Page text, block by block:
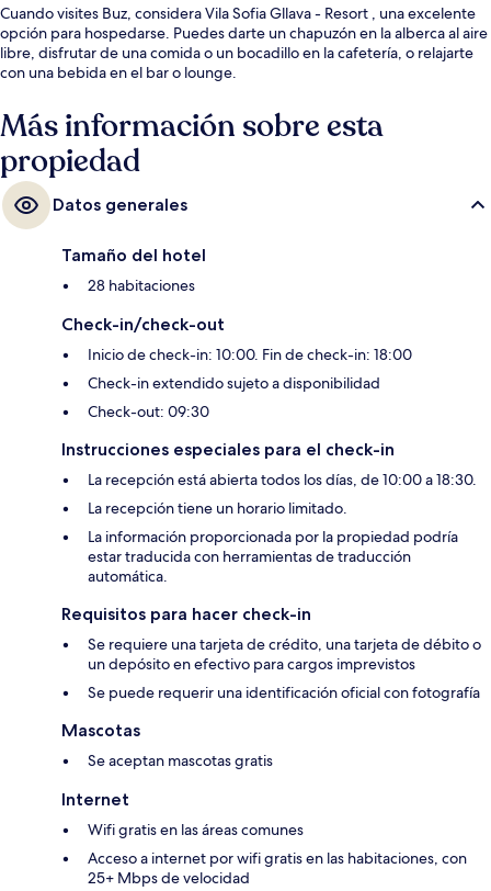
Cuando visites Buz, considera Vila Sofia Gllava - Resort , una excelente
opción para hospedarse. Puedes darte un chapuzón en la alberca al aire
libre, disfrutar de una comida o un bocadillo en la cafetería, o relajarte
con una bebida en el bar o lounge.
Más información sobre esta
propiedad
Datos generales
Tamaño del hotel
28 habitaciones
Check-in/check-out
Inicio de check-in: 10:00. Fin de check-in: 18:00
Check-in extendido sujeto a disponibilidad
Check-out: 09:30
Instrucciones especiales para el check-in
La recepción está abierta todos los días, de 10:00 a 18:30.
La recepción tiene un horario limitado.
La información proporcionada por la propiedad podría
estar traducida con herramientas de traducción
automática.
Requisitos para hacer check-in
Se requiere una tarjeta de crédito, una tarjeta de débito o
un depósito en efectivo para cargos imprevistos
Se puede requerir una identificación oficial con fotografía
Mascotas
Se aceptan mascotas gratis
Internet
Wifi gratis en las áreas comunes
Acceso a internet por wifi gratis en las habitaciones, con
25+ Mbps de velocidad